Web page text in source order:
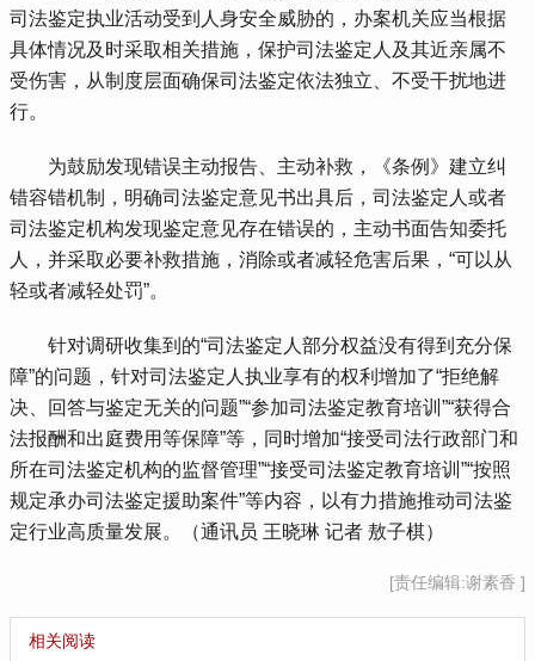
司法鉴定执业活动受到人身安全威胁的，办案机关应当根据
具体情况及时采取相关措施，保护司法鉴定人及其近亲属不
受伤害，从制度层面确保司法鉴定依法独立、不受干扰地进
行。
为鼓励发现错误主动报告、主动补救，《条例》建立纠
错容错机制，明确司法鉴定意见书出具后，司法鉴定人或者
司法鉴定机构发现鉴定意见存在错误的，主动书面告知委托
人，并采取必要补救措施，消除或者减轻危害后果，“可以从
轻或者减轻处罚”。
针对调研收集到的“司法鉴定人部分权益没有得到充分保
障”的问题，针对司法鉴定人执业享有的权利增加了“拒绝解
决、回答与鉴定无关的问题”“参加司法鉴定教育培训”“获得合
法报酬和出庭费用等保障”等，同时增加“接受司法行政部门和
所在司法鉴定机构的监督管理”“接受司法鉴定教育培训”“按照
规定承办司法鉴定援助案件”等内容，以有力措施推动司法鉴
定行业高质量发展。（通讯员 王晓琳 记者 敖子棋）
[责任编辑:谢素香 ]
相关阅读